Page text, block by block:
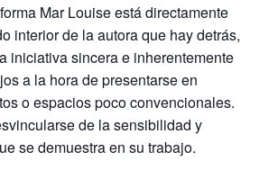
Mar Louise está directamente
interior de la autora que hay detrás,
iniciativa sincera e inherentemente
a la hora de presentarse en
o espacios poco convencionales.
de la sensibilidad y
se demuestra en su trabajo.